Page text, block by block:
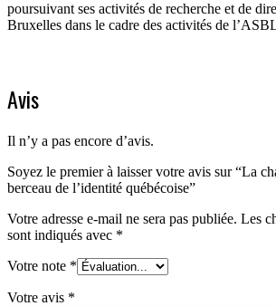
poursuivant ses activités de recherche et de
Bruxelles dans le cadre des activités de
Avis
Il n’y a pas encore d’avis.
Soyez le premier à laisser votre avis sur “La
berceau de l’identité québécoise”
Votre adresse e-mail ne sera pas publiée. Les
sont indiqués avec *
Votre note *
Votre avis *